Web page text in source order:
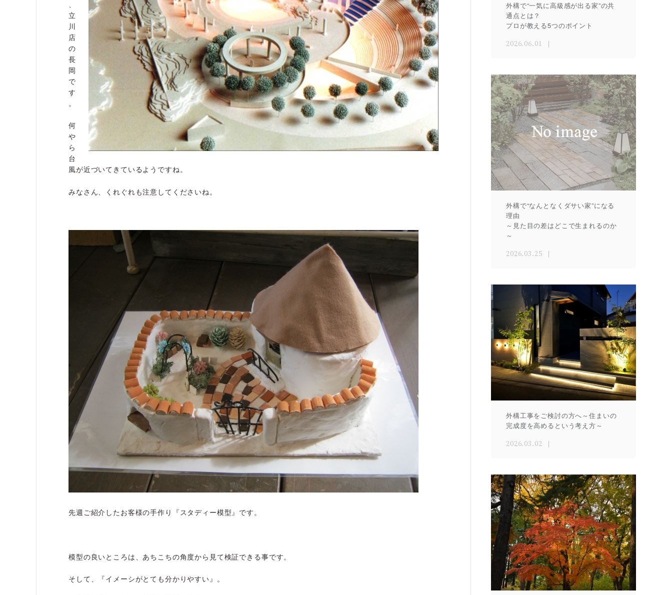
立
川
店
の
長
岡
で
す
。
何
や
ら
台
風が近づいてきているようですね。
みなさん、くれぐれも注意してくださいね。
先週ご紹介したお客様の手作り『スタディー模型』です。
模型の良いところは、あちこちの角度から見て検証できる事です。
そして、『イメーシがとても分かりやすい』。
外構で“一気に高級感が出る家”の共
通点とは？
プロが教える5つのポイント
2026.06.01
外構で“なんとなくダサい家”になる
理由
～見た目の差はどこで生まれるのか
～
2026.03.25
外構工事をご検討の方へ～住まいの
完成度を高めるという考え方～
2026.03.02